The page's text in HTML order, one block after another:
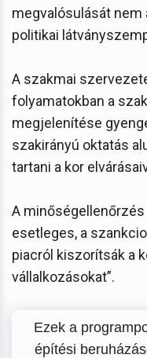
megvalósulását nem
politikai
A szakmai
folyamatokban a
megjelenítése
szakirányú oktatás
tartani a kor
A
esetleges, a
piacról kiszorítsák a
vállalkozásokat”.
Ezek a
építési